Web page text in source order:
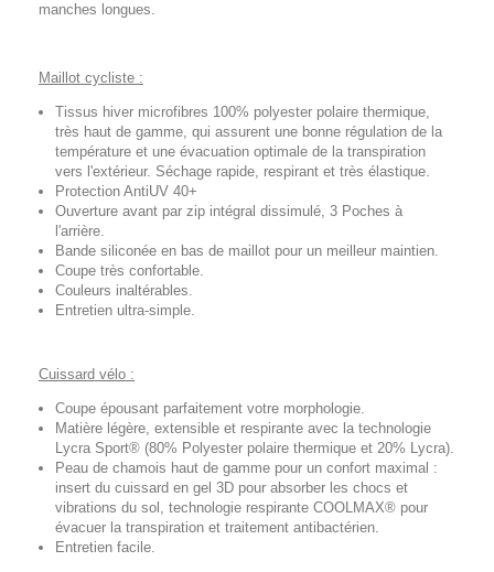
manches longues.
Maillot cycliste :
Tissus hiver microfibres 100% polyester polaire thermique,
très haut de gamme, qui assurent une bonne régulation de la
température et une évacuation optimale de la transpiration
vers l'extérieur. Séchage rapide, respirant et très élastique.
Protection AntiUV 40+
Ouverture avant par zip intégral dissimulé, 3 Poches à
l'arrière.
Bande siliconée en bas de maillot pour un meilleur maintien.
Coupe très confortable.
Couleurs inaltérables.
Entretien ultra-simple.
Cuissard vélo :
Coupe épousant parfaitement votre morphologie.
Matière légère, extensible et respirante avec la technologie
Lycra Sport® (80% Polyester polaire thermique et 20% Lycra).
Peau de chamois haut de gamme pour un confort maximal :
insert du cuissard en gel 3D pour absorber les chocs et
vibrations du sol, technologie respirante COOLMAX® pour
évacuer la transpiration et traitement antibactérien.
Entretien facile.